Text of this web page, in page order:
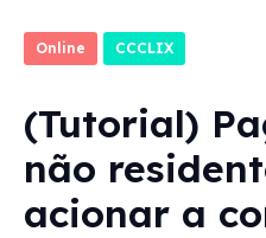
Online CCCLIX
(Tutorial)
não
acionar a